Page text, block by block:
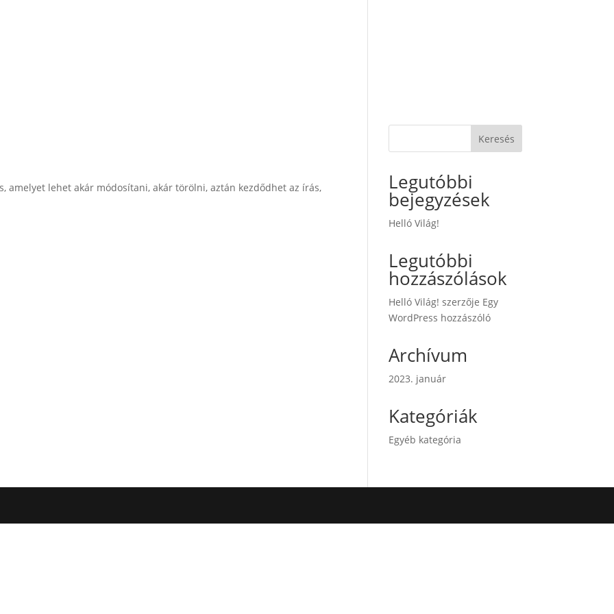
amelyet lehet akár módosítani, akár törölni, aztán kezdődhet az írás,
Keresés
Legutóbbi
bejegyzések
Helló Világ!
Legutóbbi
hozzászólások
Helló Világ! szerzője Egy
WordPress hozzászóló
Archívum
2023. január
Kategóriák
Egyéb kategória